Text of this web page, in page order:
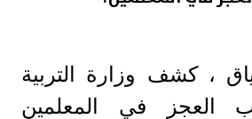
، كشف وزارة التربية
العجز في المعلمين